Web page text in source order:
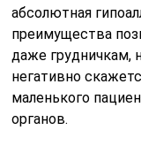
абсолютная
преимущества
даже грудничкам,
негативно
маленького
органов.